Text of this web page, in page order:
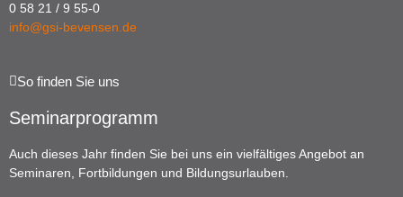
0 58 21 / 9 55-0
info@gsi-bevensen.de
So finden Sie uns
Seminarprogramm
Auch dieses Jahr finden Sie bei uns ein vielfältiges Angebot an
Seminaren, Fortbildungen und Bildungsurlauben.